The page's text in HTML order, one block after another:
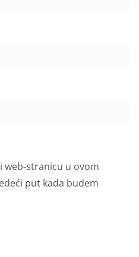
web-stranicu u ovom
put kada budem